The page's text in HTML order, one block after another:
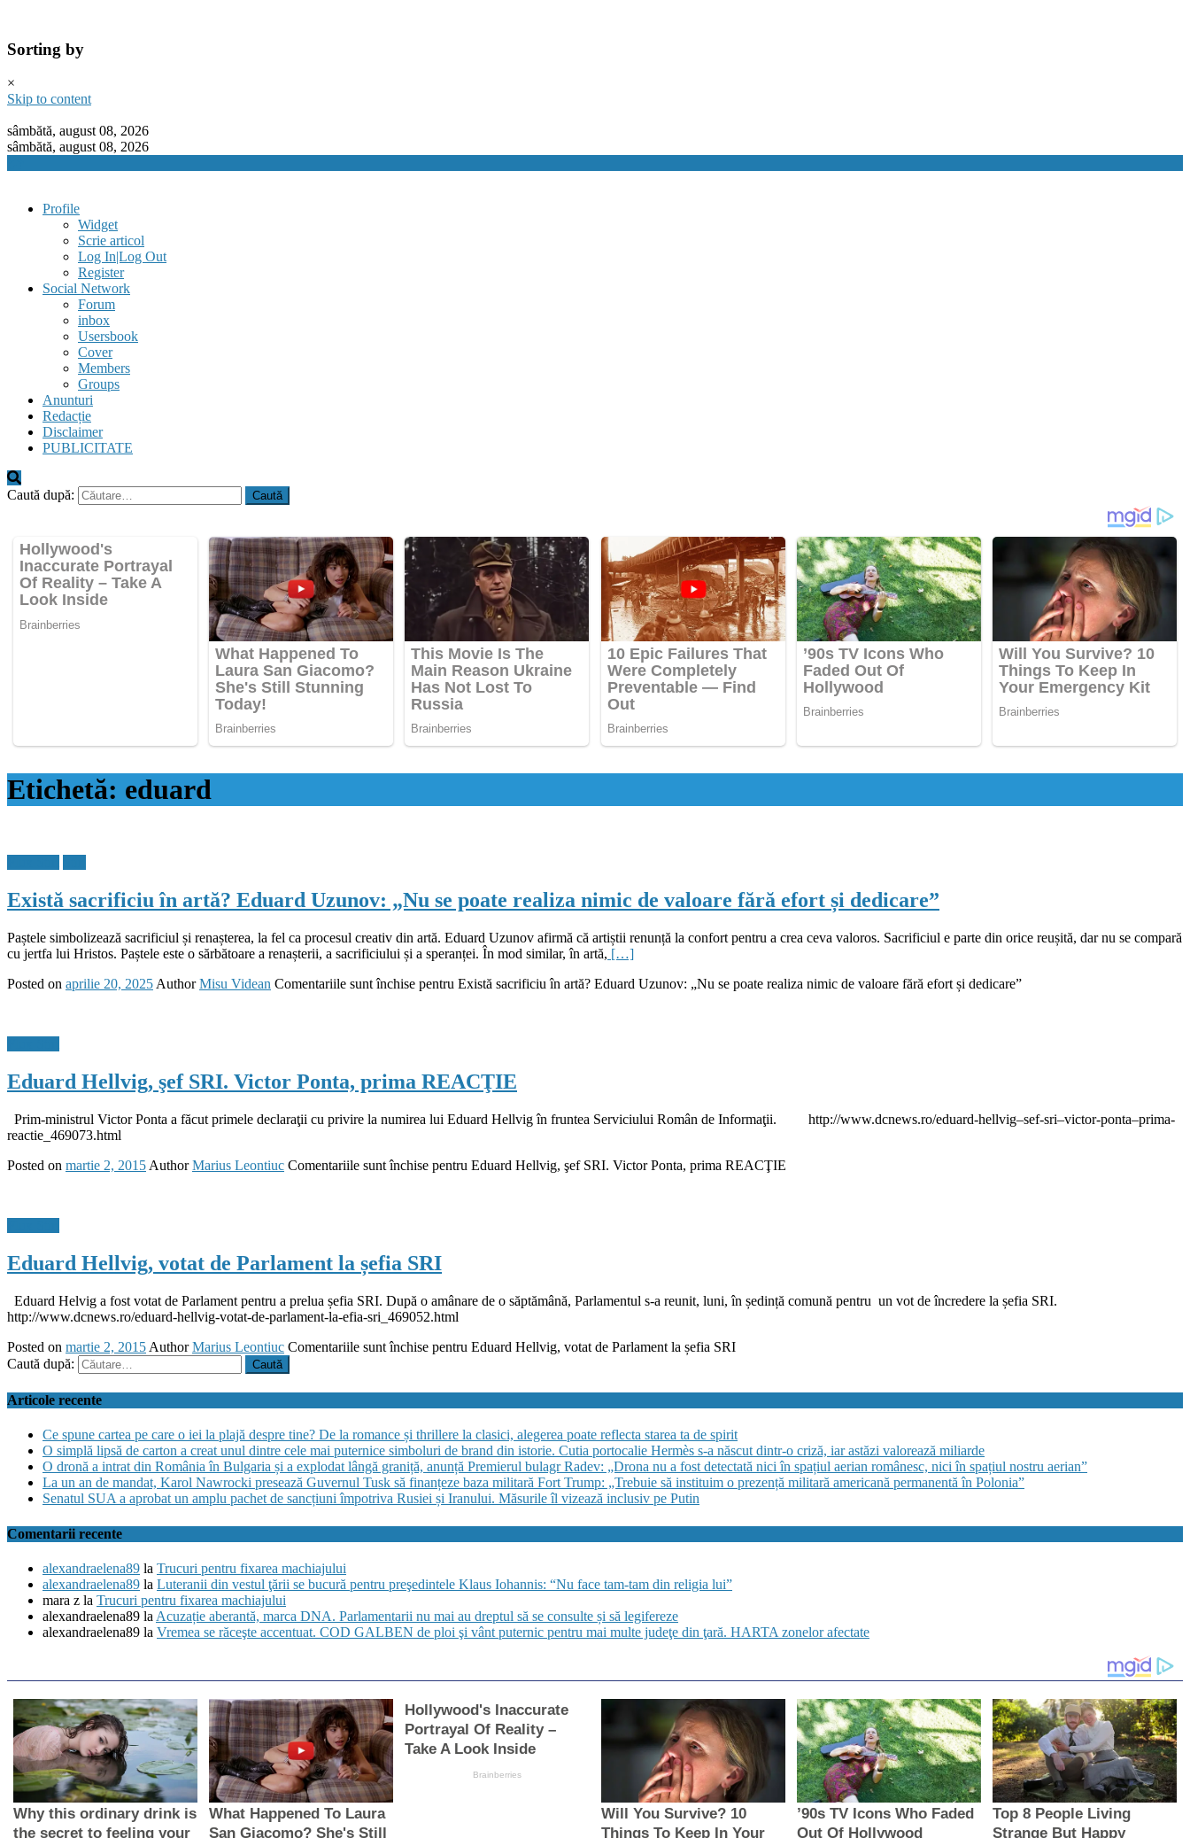
Sorting by
×
Skip to content
sâmbătă, august 08, 2026
sâmbătă, august 08, 2026
Profile
Widget
Scrie articol
Log In|Log Out
Register
Social Network
Forum
inbox
Usersbook
Cover
Members
Groups
Anunturi
Redacție
Disclaimer
PUBLICITATE
Caută după:
Etichetă: eduard
Există sacrificiu în artă? Eduard Uzunov: „Nu se poate realiza nimic de valoare fără efort și dedicare”
Paștele simbolizează sacrificiul și renașterea, la fel ca procesul creativ din artă. Eduard Uzunov afirmă că artiștii renunță la confort pentru a crea ceva valoros. Sacrificiul e parte din orice reușită, dar nu se compară
cu jertfa lui Hristos. Paștele este o sărbătoare a renașterii, a sacrificiului și a speranței. În mod similar, în artă, […]
Posted on aprilie 20, 2025 Author Misu Videan Comentariile sunt închise pentru Există sacrificiu în artă? Eduard Uzunov: „Nu se poate realiza nimic de valoare fără efort și dedicare”
Eduard Hellvig, şef SRI. Victor Ponta, prima REACŢIE
Prim-ministrul Victor Ponta a făcut primele declaraţii cu privire la numirea lui Eduard Hellvig în fruntea Serviciului Român de Informaţii. http://www.dcnews.ro/eduard-hellvig–sef-sri–victor-ponta–prima-
reactie_469073.html
Posted on martie 2, 2015 Author Marius Leontiuc Comentariile sunt închise pentru Eduard Hellvig, şef SRI. Victor Ponta, prima REACŢIE
Eduard Hellvig, votat de Parlament la șefia SRI
Eduard Helvig a fost votat de Parlament pentru a prelua șefia SRI. După o amânare de o săptămână, Parlamentul s-a reunit, luni, în ședință comună pentru un vot de încredere la șefia SRI.
http://www.dcnews.ro/eduard-hellvig-votat-de-parlament-la-efia-sri_469052.html
Posted on martie 2, 2015 Author Marius Leontiuc Comentariile sunt închise pentru Eduard Hellvig, votat de Parlament la șefia SRI
Caută după:
Articole recente
Ce spune cartea pe care o iei la plajă despre tine? De la romance și thrillere la clasici, alegerea poate reflecta starea ta de spirit
O simplă lipsă de carton a creat unul dintre cele mai puternice simboluri de brand din istorie. Cutia portocalie Hermès s-a născut dintr-o criză, iar astăzi valorează miliarde
O dronă a intrat din România în Bulgaria și a explodat lângă graniță, anunță Premierul bulagr Radev: „Drona nu a fost detectată nici în spațiul aerian românesc, nici în spațiul nostru aerian”
La un an de mandat, Karol Nawrocki presează Guvernul Tusk să finanțeze baza militară Fort Trump: „Trebuie să instituim o prezență militară americană permanentă în Polonia”
Senatul SUA a aprobat un amplu pachet de sancțiuni împotriva Rusiei și Iranului. Măsurile îl vizează inclusiv pe Putin
Comentarii recente
alexandraelena89 la Trucuri pentru fixarea machiajului
alexandraelena89 la Luteranii din vestul ţării se bucură pentru preşedintele Klaus Iohannis: “Nu face tam-tam din religia lui”
mara z la Trucuri pentru fixarea machiajului
alexandraelena89 la Acuzație aberantă, marca DNA. Parlamentarii nu mai au dreptul să se consulte și să legifereze
alexandraelena89 la Vremea se răceşte accentuat. COD GALBEN de ploi şi vânt puternic pentru mai multe judeţe din ţară. HARTA zonelor afectate